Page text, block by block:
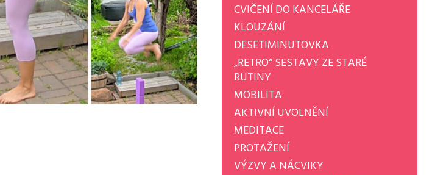
CVIČENÍ DO KANCELÁŘE
KLOUZÁNÍ
DESETIMINUTOVKA
„RETRO“ SESTAVY ZE STARÉ
RUTINY
MOBILITA
AKTIVNÍ UVOLNĚNÍ
MEDITACE
PROTAŽENÍ
VÝZVY A NÁCVIKY